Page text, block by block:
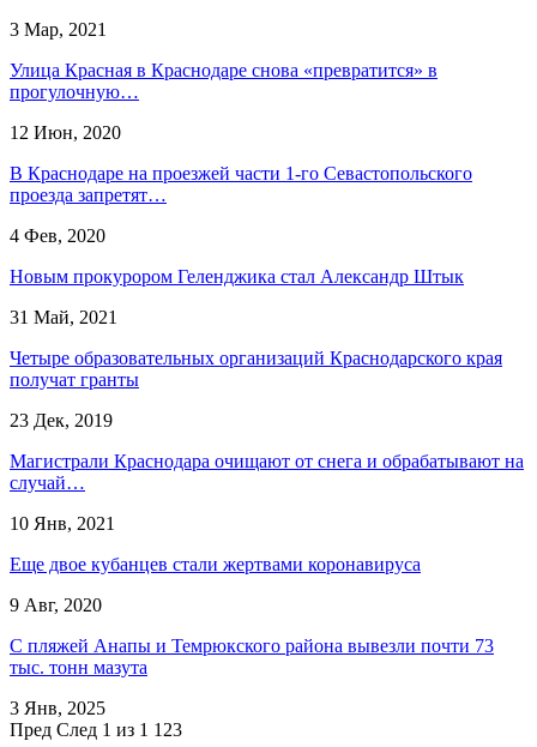
3 Мар, 2021
Улица Красная в Краснодаре снова «превратится» в
прогулочную…
12 Июн, 2020
В Краснодаре на проезжей части 1-го Севастопольского
проезда запретят…
4 Фев, 2020
​Новым прокурором Геленджика стал Александр Штык
31 Май, 2021
Четыре образовательных организаций Краснодарского края
получат гранты
23 Дек, 2019
Магистрали Краснодара очищают от снега и обрабатывают на
случай…
10 Янв, 2021
Еще двое кубанцев стали жертвами коронавируса
9 Авг, 2020
С пляжей Анапы и Темрюкского района вывезли почти 73
тыс. тонн мазута
3 Янв, 2025
Пред След 1 из 1 123